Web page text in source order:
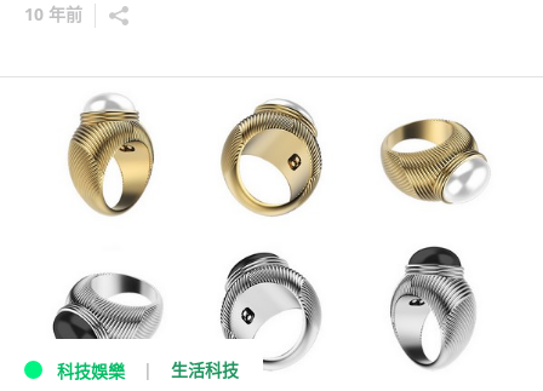
10 年前
科技娛樂 生活科技